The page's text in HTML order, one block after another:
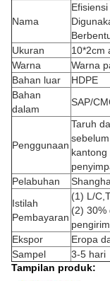
Nama
Ukuran
10*2cm
Warna
Warna
Bahan luar
HDPE
Bahan
dalam
SAP/
Penggunaan
Taruh
Pelabuhan
Istilah
Pembayaran
(1) L/
(2) 30%
Ekspor
Eropa
Sampel
3-5 hari
Tampilan produk: